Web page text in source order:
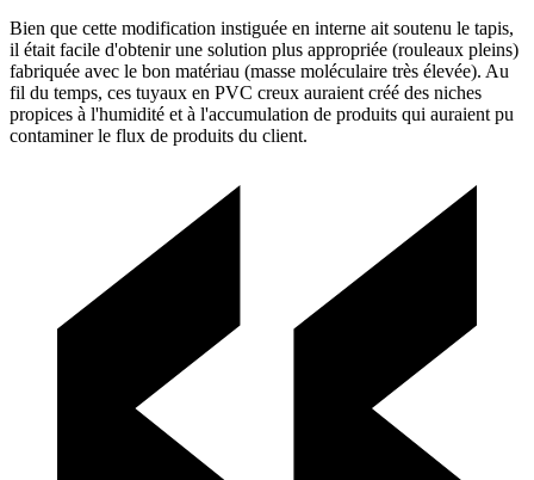
Bien que cette modification instiguée en interne ait soutenu le tapis,
il était facile d'obtenir une solution plus appropriée (rouleaux pleins)
fabriquée avec le bon matériau (masse moléculaire très élevée). Au
fil du temps, ces tuyaux en PVC creux auraient créé des niches
propices à l'humidité et à l'accumulation de produits qui auraient pu
contaminer le flux de produits du client.